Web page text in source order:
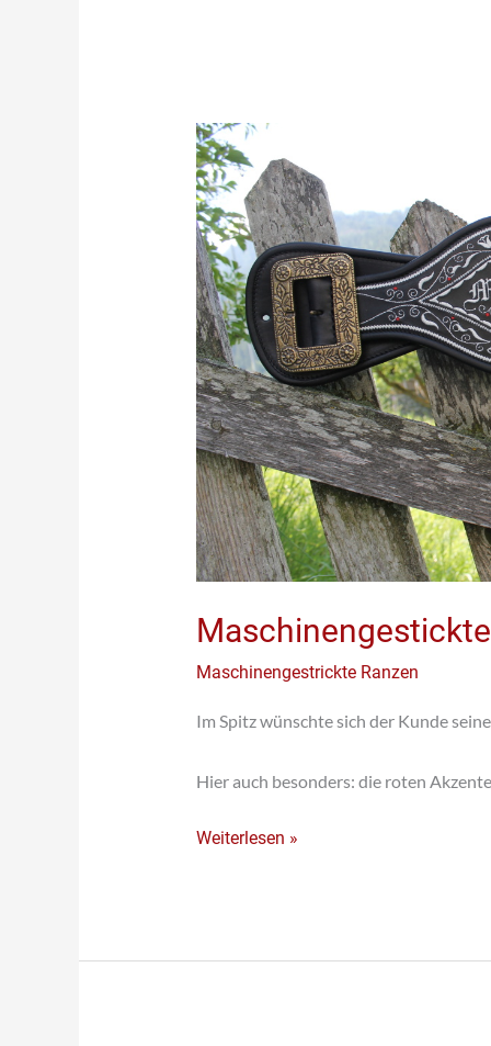
Maschinengestrickte Ranzen
Im Spitz wünschte sich der Kunde
Hier auch besonders: die roten Akzente
Maschinengestickter
Ranzen
mit
Adler
Weiterlesen »